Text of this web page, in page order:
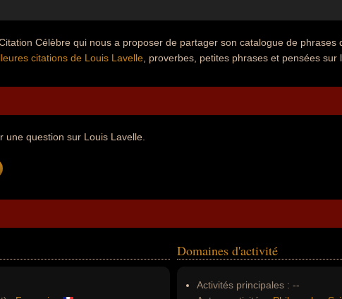
Célèbre qui nous a proposer de partager son catalogue de phrases
citations de Louis Lavelle , proverbes, petites phrases et pensées sur
une question sur Louis Lavelle.
Domaines d'activité
Activités principales : --